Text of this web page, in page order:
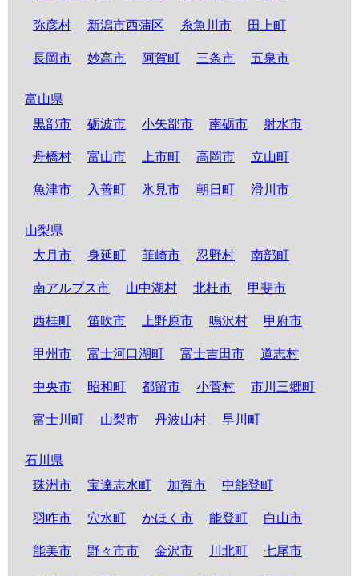
弥彦村 新潟市西蒲区 糸魚川市 田上町
長岡市 妙高市 阿賀町 三条市 五泉市
富山県
黒部市
砺波市 小矢部市 南砺市 射水市
舟橋村 富山市 上市町 高岡市 立山町
魚津市 入善町 氷見市 朝日町 滑川市
山梨県
大月市
身延町 韮崎市 忍野村 南部町
南アルプス市 山中湖村 北杜市 甲斐市
西桂町 笛吹市 上野原市 鳴沢村 甲府市
甲州市 富士河口湖町 富士吉田市 道志村
中央市 昭和町 都留市 小菅村 市川三郷町
富士川町 山梨市 丹波山村 早川町
石川県
珠洲市
宝達志水町 加賀市 中能登町
羽咋市 穴水町 かほく市 能登町 白山市
能美市 野々市市 金沢市 川北町 七尾市